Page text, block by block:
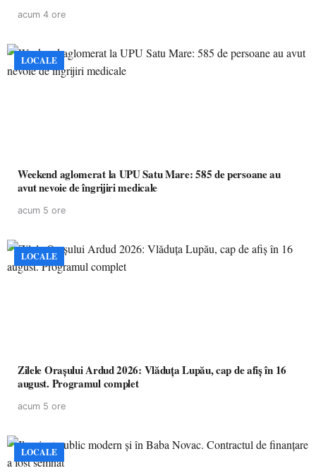
acum 4 ore
LOCALE
Weekend aglomerat la UPU Satu Mare: 585 de persoane au
avut nevoie de îngrijiri medicale
acum 5 ore
LOCALE
Zilele Orașului Ardud 2026: Vlăduța Lupău, cap de afiș în 16
august. Programul complet
acum 5 ore
LOCALE